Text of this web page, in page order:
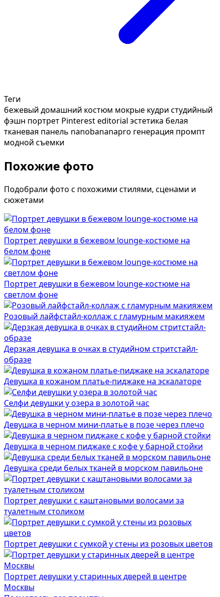
Теги
бежевый домашний костюм мокрые кудри студийный
фэшн портрет Pinterest editorial эстетика белая
тканевая панель nanobananapro генерация промпт
модной съемки
Похожие фото
Подобрали фото с похожими стилями, сценами и
сюжетами
Портрет девушки в бежевом lounge-костюме на
белом фоне
Портрет девушки в бежевом lounge-костюме на
светлом фоне
Розовый лайфстайл-коллаж с гламурным макияжем
Дерзкая девушка в очках в студийном стритстайл-
образе
Девушка в кожаном платье-пиджаке на эскалаторе
Селфи девушки у озера в золотой час
Девушка в черном мини-платье в позе через плечо
Девушка в черном пиджаке с кофе у барной стойки
Девушка среди белых тканей в морском павильоне
Портрет девушки с каштановыми волосами за
туалетным столиком
Портрет девушки с сумкой у стены из розовых цветов
Портрет девушки у старинных дверей в центре
Москвы